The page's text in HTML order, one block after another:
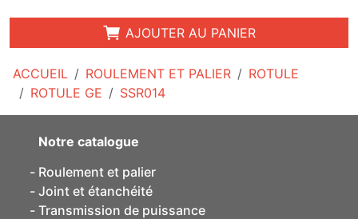
ACCUEIL ROULEMENT ET PALIER
ROTULE
ROTULE GE
SSR014
AJOUTER AU PANIER
Notre catalogue
Roulement et palier
Joint et étanchéité
Transmission de puissance